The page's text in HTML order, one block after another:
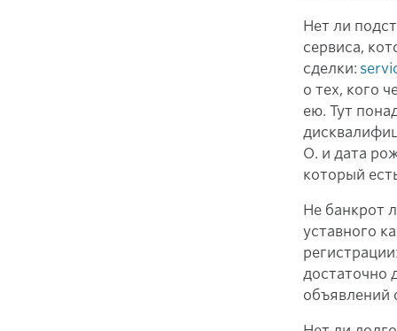
Нет ли
сервиса,
сделки:
о тех, кого
ею. Тут
О. и дата
который
Не банкрот
уставного
достаточно
объявлений